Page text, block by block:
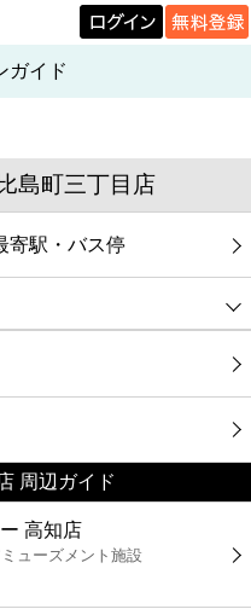
ガイド
島町三丁目店
寄駅・バス停
周辺ガイド
高知店
ューズメント施設